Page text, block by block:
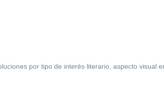
por tipo de interés literario, aspecto visual